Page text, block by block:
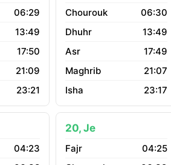
06:29
13:49
17:50
21:09
23:21
06:30
13:49
17:49
21:07
23:17
04:23
20, Je
04:25